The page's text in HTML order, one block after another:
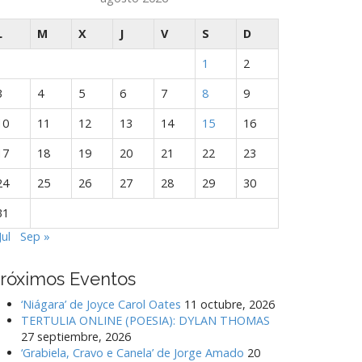
M X J V S
D
1
2
4 5 6 7 8
9
11 12 13 14 15
16
18 19 20 21 22
23
25 26 27 28 29
30
Sep »
Eventos
‘Niágara’ de Joyce Carol Oates 11 octubre, 2026
TERTULIA ONLINE (POESIA): DYLAN THOMAS
27 septiembre, 2026
‘Grabiela, Cravo e Canela’ de Jorge Amado 20